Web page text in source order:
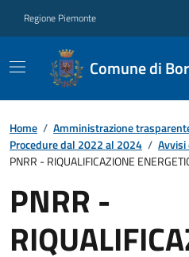
Regione Piemonte
Comune di
Home / Amministrazione
Procedure dal 2022 al 2024 / Avvisi
PNRR - RIQUALIFICAZIONE
PNRR -